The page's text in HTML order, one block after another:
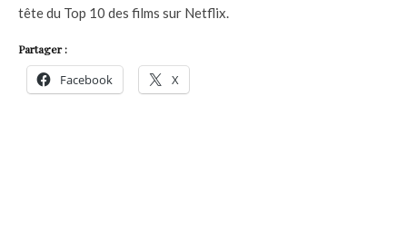
tête du Top 10 des films sur Netflix.
Partager :
Facebook X